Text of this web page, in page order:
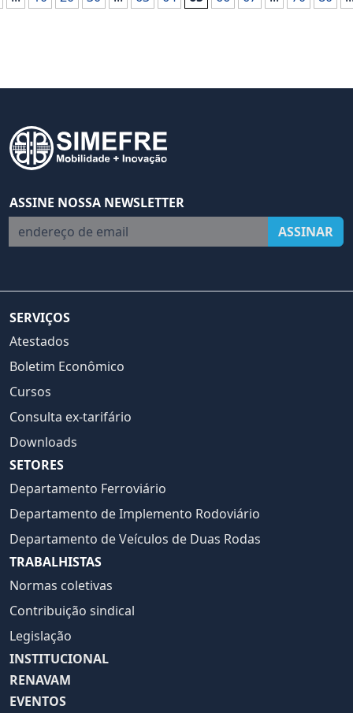
ASSINE NOSSA NEWSLETTER
endereço de email
ASSINAR
SERVIÇOS
Atestados
Boletim Econômico
Cursos
Consulta ex-tarifário
Downloads
SETORES
Departamento Ferroviário
Departamento de Implemento Rodoviário
Departamento de Veículos de Duas Rodas
TRABALHISTAS
Normas coletivas
Contribuição sindical
Legislação
INSTITUCIONAL
RENAVAM
EVENTOS